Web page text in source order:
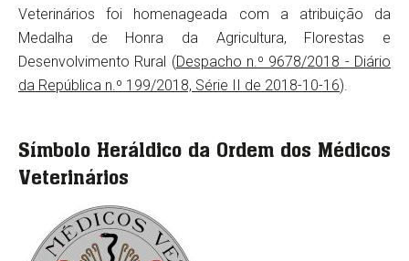
Veterinários foi homenageada com a atribuição da
Medalha de Honra da Agricultura, Florestas e
Desenvolvimento Rural (Despacho n.º 9678/2018 - Diário
da República n.º 199/2018, Série II de 2018-10-16).
Símbolo Heráldico da Ordem dos Médicos
Veterinários